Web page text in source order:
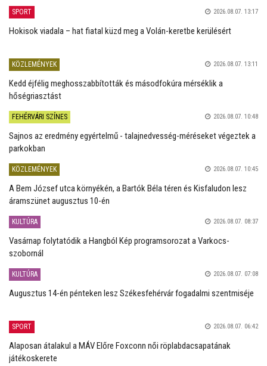
SPORT 2026.08.07. 13:17
Hokisok viadala – hat fiatal küzd meg a Volán-keretbe kerülésért
KÖZLEMÉNYEK 2026.08.07. 13:11
Kedd éjfélig meghosszabbították és másodfokúra mérséklik a
hőségriasztást
FEHÉRVÁRI SZÍNES 2026.08.07. 10:48
Sajnos az eredmény egyértelmű - talajnedvesség-méréseket végeztek a
parkokban
KÖZLEMÉNYEK 2026.08.07. 10:45
A Bem József utca környékén, a Bartók Béla téren és Kisfaludon lesz
áramszünet augusztus 10-én
KULTÚRA 2026.08.07. 08:37
Vasárnap folytatódik a Hangból Kép programsorozat a Varkocs-
szobornál
KULTÚRA 2026.08.07. 07:08
Augusztus 14-én pénteken lesz Székesfehérvár fogadalmi szentmiséje
SPORT 2026.08.07. 06:42
Alaposan átalakul a MÁV Előre Foxconn női röplabdacsapatának
játékoskerete